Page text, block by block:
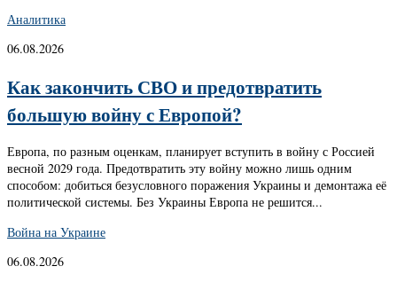
Аналитика
06.08.2026
Как закончить СВО и предотвратить
большую войну с Европой?
Европа, по разным оценкам, планирует вступить в войну с Россией
весной 2029 года. Предотвратить эту войну можно лишь одним
способом: добиться безусловного поражения Украины и демонтажа её
политической системы. Без Украины Европа не решится...
Война на Украине
06.08.2026